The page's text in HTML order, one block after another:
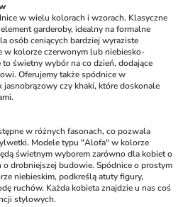
w wielu kolorach i wzorach. Klasyczne
garderoby, idealny na formalne
osób ceniących bardziej wyraziste
w kolorze czerwonym lub niebiesko-
świetny wybór na co dzień, dodające
Oferujemy także spódnice w
czy khaki, które doskonale
w różnych fasonach, co pozwala
Modele typu "Alofa" w kolorze
świetnym wyborem zarówno dla kobiet o
o drobniejszej budowie. Spódnice o prostym
niebieskim, podkreślą atuty figury,
ruchów. Każda kobieta znajdzie u nas coś
stylowych.